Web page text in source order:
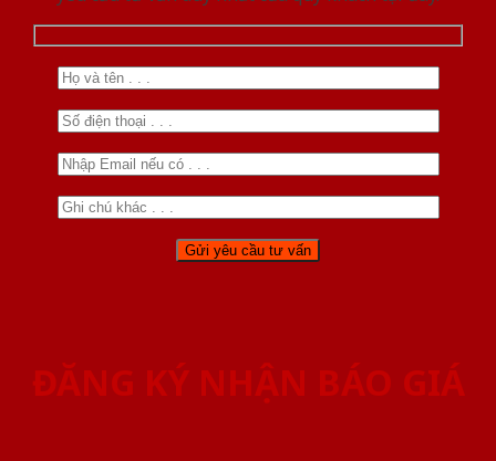
ĐĂNG KÝ NHẬN BÁO GIÁ